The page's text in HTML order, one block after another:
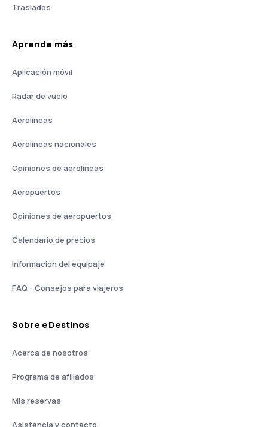
Traslados
Aprende más
Aplicación móvil
Radar de vuelo
Aerolíneas
Aerolíneas nacionales
Opiniones de aerolíneas
Aeropuertos
Opiniones de aeropuertos
Calendario de precios
Información del equipaje
FAQ - Consejos para viajeros
Sobre eDestinos
Acerca de nosotros
Programa de afiliados
Mis reservas
Asistencia y contacto